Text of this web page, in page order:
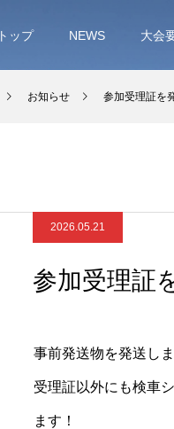
トップ NEWS 大会
お知らせ 参加受理証を
2026.05.21
参加受理証
事前発送物を発送しま
受理証以外にも検車
ます！